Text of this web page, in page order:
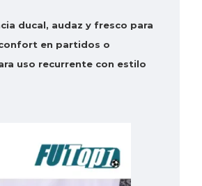
ducal, audaz y fresco para
confort en partidos o
uso recurrente con estilo